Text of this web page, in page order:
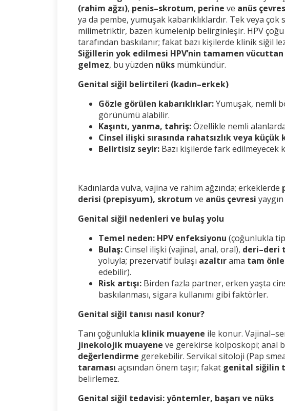
(rahim ağzı), penis–skrotum, perine ve anüs
ya da pembe, yumuşak kabarıklıklardır. Tek veya çok
milimetriktir, bazen kümelenip belirginleşir. HPV çoğu
tarafından baskılanır; fakat bazı kişilerde klinik siğil
Siğillerin yok edilmesi HPV’nin tamamen
gelmez, bu yüzden nüks mümkündür.
Genital siğil belirtileri (kadın–erkek)
Gözle görülen kabarıklıklar:Yumuşak, nemli
görünümü alabilir.
Kaşıntı, yanma, tahriş:Özellikle nemli
Cinsel ilişki sırasında rahatsızlık veya
Belirtisiz seyir: Bazı kişilerde fark edilmeyecek
Kadınlarda vulva, vajina ve rahim ağzında; erkeklerde
derisi (prepisyum), skrotum ve anüs çevresi
Genital siğil nedenleri ve bulaş yolu
Temel neden: HPV enfeksiyonu (çoğunlukla
Bulaş:Cinsel ilişki (vajinal, anal, oral), deri–deri
yoluyla; prezervatif bulaşı azaltırama tam
edebilir).
Risk artışı: Birden fazla partner, erken yaşta
baskılanması, sigara kullanımı gibi faktörler.
Genital siğil tanısı nasıl konur?
Tanı çoğunlukla klinik muayene ile konur.
jinekolojik muayene ve gerekirse kolposkopi; anal
değerlendirme gerekebilir. Servikal sitoloji (Pap
taraması açısından önem taşır; fakat genital siğilin
belirlemez.
Genital siğil tedavisi: yöntemler, başarı ve nüks